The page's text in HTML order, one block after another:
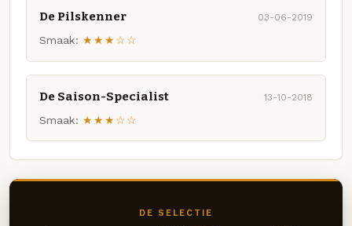
De Pilskenner 03-06-2019
Smaak: ★★★☆☆
De Saison-Specialist 13-10-2018
Smaak: ★★★☆☆
DE SELECTIE